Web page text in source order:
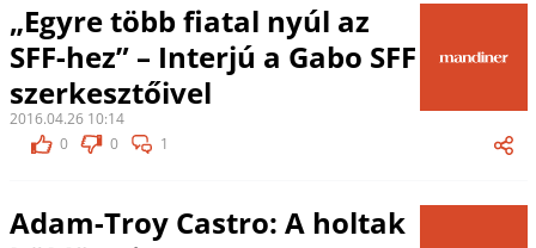
„Egyre több fiatal nyúl az
SFF-hez” – Interjú a Gabo SFF
szerkesztőivel
2016.04.26 10:14
0
0 1
Adam-Troy Castro: A holtak